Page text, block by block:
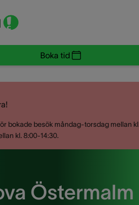
Boka tid
bokade besök måndag-torsdag mellan
kl. 8:00-14:30.